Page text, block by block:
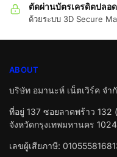
ตัดผ่านบัตรเครดิตปลอ
ด้วยระบบ 3D Secure
ABOUT
บริษัท อมานะห์ เน็ตเวิร์ค จำ
ที่อยู่ 137 ซอยลาดพร้าว 132
จังหวัดกรุงเทพมหานคร
เลขผู้เสียภาษี: